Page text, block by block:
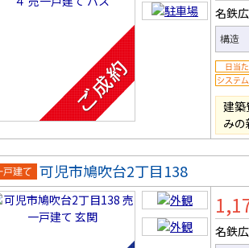
名鉄
構造
建築
み
戸建
可児市鳩吹台2丁目138
名鉄